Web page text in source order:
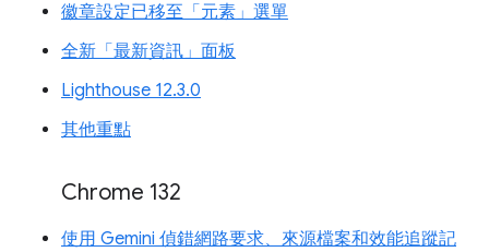
徽章設定已移至「元素」選單
全新「最新資訊」面板
Lighthouse 12.3.0
其他重點
Chrome 132
使用 Gemini 偵錯網路要求、來源檔案和效能追蹤記